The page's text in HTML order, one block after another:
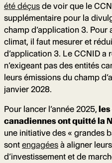
été déçus de voir que le
supplémentaire pour la
champ d’application 3. Pour
climat, il faut mesurer et
d’application 3. Le CCNID a
n’exigeant pas des entités
leurs émissions du champ
janvier 2028.
Pour lancer l’année 2025,
canadiennes ont quitté la
une initiative des « grandes
sont engagées à aligner
d’investissement et de